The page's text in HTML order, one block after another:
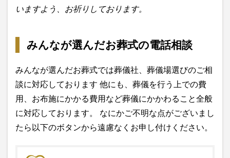
いますよう、お祈りしております。
みんなが選んだお葬式の電話相談
みんなが選んだお葬式では葬儀社、葬儀場選びのご相
談に対応しております 他にも、葬儀を行う上での費
用、お布施にかかる費用など葬儀にかかわること全般
に対応しております。 なにかご不明な点がございまし
たら以下のボタンから遠慮なくお申し付けください。